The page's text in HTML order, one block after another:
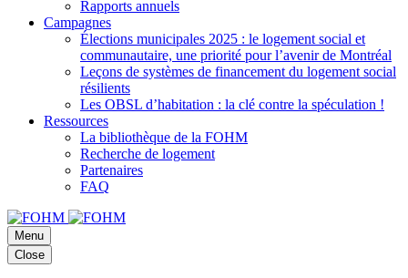
Rapports annuels
Campagnes
Élections municipales 2025 : le logement social et
communautaire, une priorité pour l’avenir de Montréal
Leçons de systèmes de financement du logement social
résilients
Les OBSL d’habitation : la clé contre la spéculation !
Ressources
La bibliothèque de la FOHM
Recherche de logement
Partenaires
FAQ
Menu
Close